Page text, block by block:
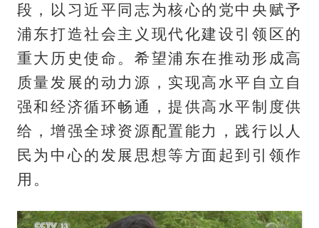
段，以习近平同志为核心的党中央赋予
浦东打造社会主义现代化建设引领区的
重大历史使命。希望浦东在推动形成高
质量发展的动力源，实现高水平自立自
强和经济循环畅通，提供高水平制度供
给，增强全球资源配置能力，践行以人
民为中心的发展思想等方面起到引领作
用。